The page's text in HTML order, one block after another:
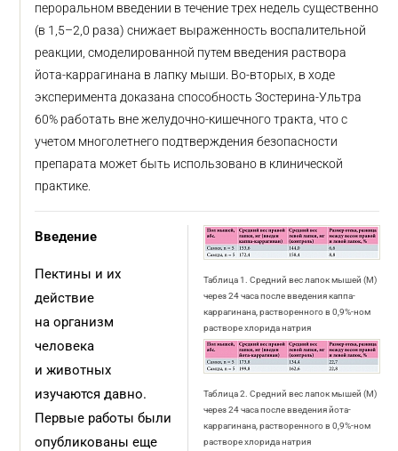
пероральном введении в течение трех недель существенно
(в 1,5–2,0 раза) снижает выраженность воспалительной
реакции, смоделированной путем введения раствора
йота-каррагинана в лапку мыши. Во-вторых, в ходе
эксперимента доказана способность Зостерина-Ультра
60% работать вне желудочно-кишечного тракта, что с
учетом многолетнего подтверждения безопасности
препарата может быть использовано в клинической
практике.
Таблица 1. Средний вес лапок мышей (М)
через 24 часа после введения каппа-
каррагинана, растворенного в 0,9%-ном
растворе хлорида натрия
Таблица 2. Средний вес лапок мышей (М)
через 24 часа после введения йота-
каррагинана, растворенного в 0,9%-ном
растворе хлорида натрия
Введение
Пектины и их
действие
на организм
человека
и животных
изучаются давно.
Первые работы были
опуб­ликованы еще